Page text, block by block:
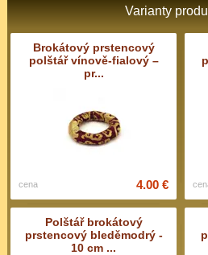
Varianty
Brokátový prstencový
polštář vínově-fialový –
pr...
cena 4.00 €
Polštář brokátový
prstencový bleděmodrý -
10 cm ...